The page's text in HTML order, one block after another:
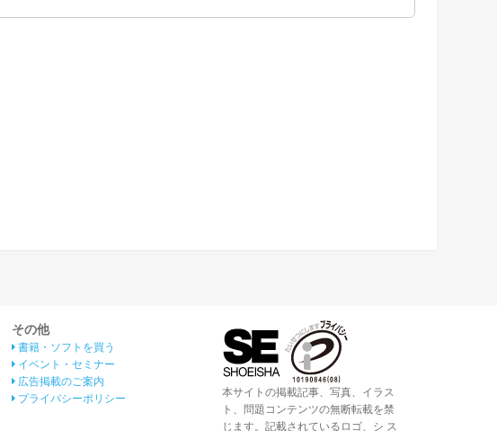
その他
書籍・ソフトを買う
イベント・セミナー
広告掲載のご案内
プライバシーポリシー
本サイトの掲載記事、写真、イラス
ト、問題コンテンツの無断転載を禁
じます。記載されているロゴ、シ ス